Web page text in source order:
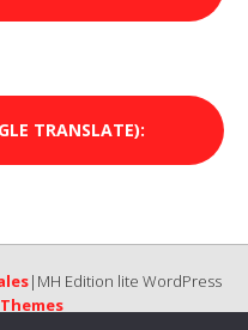
TRANSLATE):
|MH Edition lite WordPress